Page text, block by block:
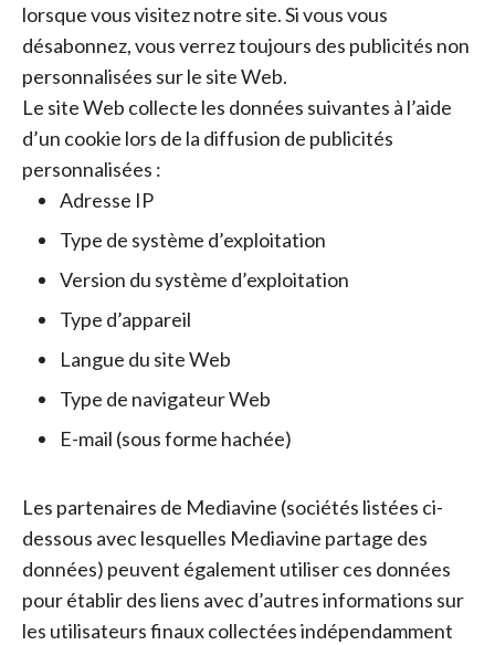
lorsque vous visitez notre site. Si vous vous
désabonnez, vous verrez toujours des publicités non
personnalisées sur le site Web.
Le site Web collecte les données suivantes à l’aide
d’un cookie lors de la diffusion de publicités
personnalisées :
Adresse IP
Type de système d’exploitation
Version du système d’exploitation
Type d’appareil
Langue du site Web
Type de navigateur Web
E-mail (sous forme hachée)
Les partenaires de Mediavine (sociétés listées ci-
dessous avec lesquelles Mediavine partage des
données) peuvent également utiliser ces données
pour établir des liens avec d’autres informations sur
les utilisateurs finaux collectées indépendamment